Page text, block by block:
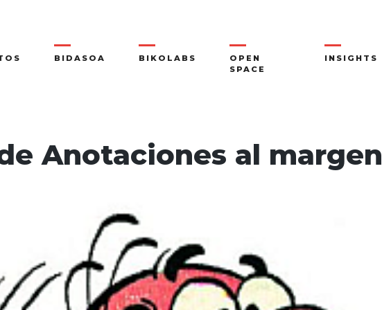
BIDASOA BIKOLABS
OPEN
SPACE
INSIGHTS
Anotaciones al margen